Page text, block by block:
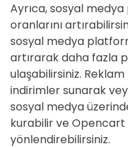
Ayrıca, sosyal
oranlarını
sosyal medya
artırarak daha fazla
ulaşabilirsiniz.
indirimler sunarak
sosyal medya
kurabilir ve Opencart
yönlendirebilirsiniz.